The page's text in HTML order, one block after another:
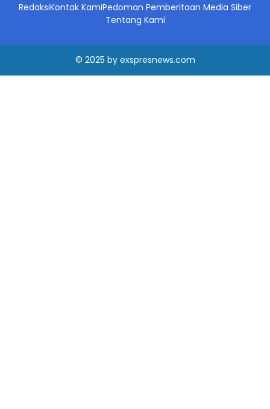
RedaksiKontak KamiPedoman Pemberitaan Media Siber
Tentang Kami
© 2025 by exspresnews.com